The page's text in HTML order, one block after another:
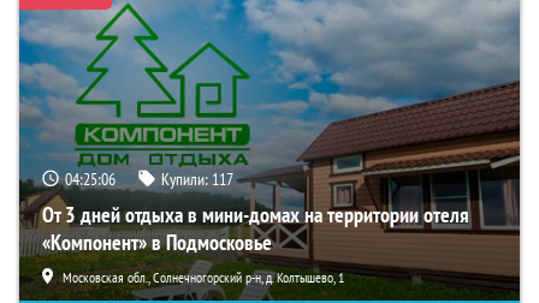
04:25:05 Купили: 117
От 3 дней отдыха в мини-домах на территории отеля
«Компонент» в Подмосковье
Московская обл., Солнечногорский р-н, д. Колтышево, 1